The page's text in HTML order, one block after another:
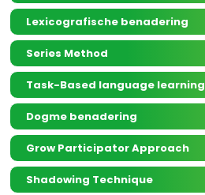
Lexicografische benadering
Series Method
Task-Based language learning
Dogme benadering
Grow Participator Approach
Shadowing Technique